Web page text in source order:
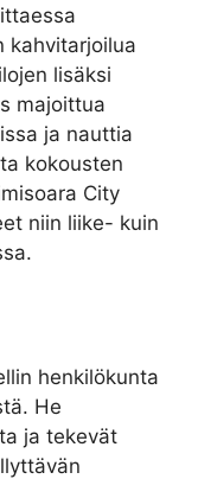
kahvitarjoilua
lisäksi
majoittua
ja nauttia
kokousten
City
niin liike- kuin
henkilökunta
He
ja tekevät